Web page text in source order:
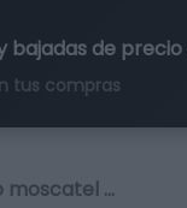
bajadas de
tus compras
moscatel …